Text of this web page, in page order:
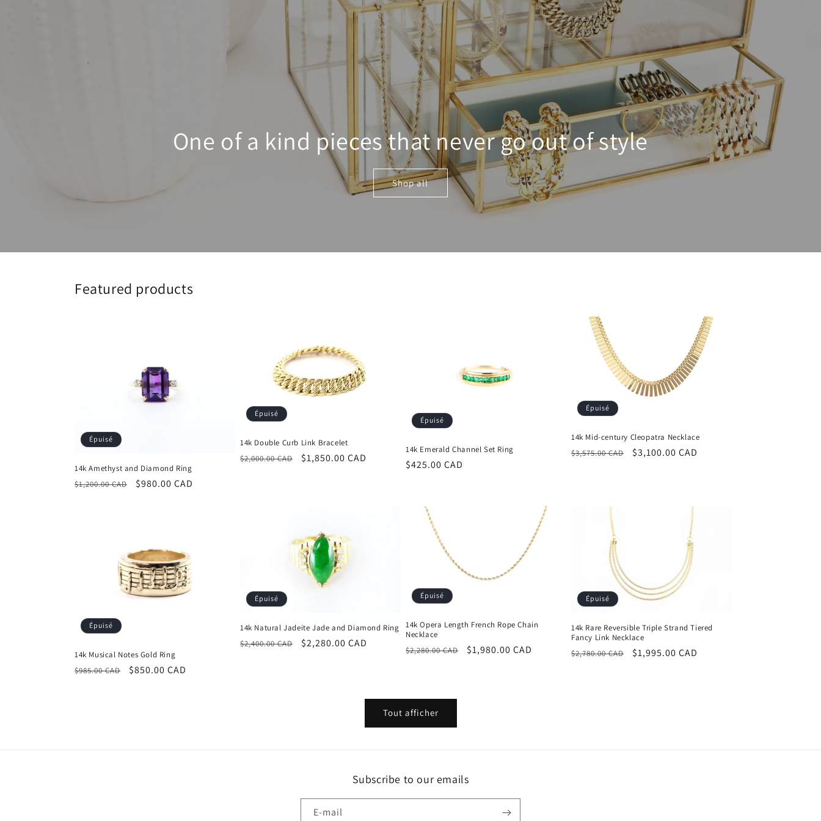
One of a kind pieces that never go out of style
Shop all
Featured products
Épuisé
14k Amethyst and Diamond Ring
Prix
$1,200.00 CAD
Prix
$980.00 CAD
Épuisé
14k Double Curb Link Bracelet
Prix
$2,000.00 CAD
Prix
$1,850.00 CAD
Épuisé
14k Emerald Channel Set Ring
Prix
$425.00 CAD
Épuisé
14k Mid-century Cleopatra Necklace
Prix
$3,575.00 CAD
Prix
$3,100.00 CAD
Épuisé
14k Musical Notes Gold Ring
Prix
$985.00 CAD
Prix
$850.00 CAD
Épuisé
14k Natural Jadeite Jade and Diamond Ring
Prix
$2,400.00 CAD
Prix
$2,280.00 CAD
Épuisé
14k Opera Length French Rope Chain
Necklace
Prix
$2,280.00 CAD
Prix
$1,980.00 CAD
Épuisé
14k Rare Reversible Triple Strand Tiered
Fancy Link Necklace
Prix
$2,780.00 CAD
Prix
$1,995.00 CAD
Tout afficher
Subscribe to our emails
E-mail